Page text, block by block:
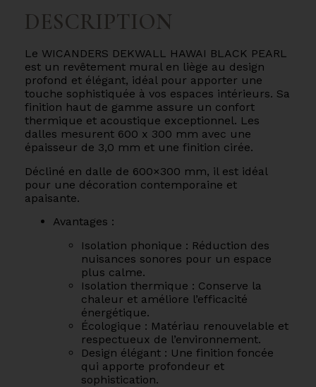
DESCRIPTION
Le WICANDERS DEKWALL HAWAI BLACK PEARL
est un revêtement mural en liège au design
profond et élégant, idéal pour apporter une
touche sophistiquée à vos espaces intérieurs. Sa
finition haut de gamme assure un confort
thermique et acoustique exceptionnel. Les
dalles mesurent 600 x 300 mm avec une
épaisseur de 3,0 mm et une finition cirée.
Décliné en dalle de 600×300 mm, il est idéal
pour une décoration contemporaine et
apaisante.
Avantages :
Isolation phonique : Réduction des
nuisances sonores pour un espace
plus calme.
Isolation thermique : Conserve la
chaleur et améliore l’efficacité
énergétique.
Écologique : Matériau renouvelable et
respectueux de l’environnement.
Design élégant : Une finition foncée
qui apporte profondeur et
sophistication.